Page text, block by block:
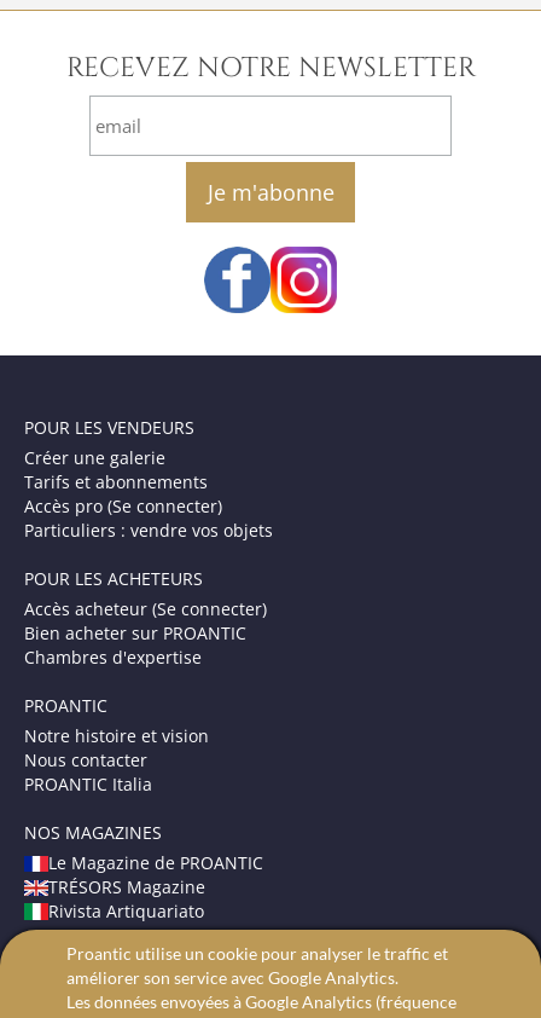
RECEVEZ NOTRE NEWSLETTER
email
POUR LES VENDEURS
Créer une galerie
Tarifs et abonnements
Accès pro (Se connecter)
Particuliers : vendre vos objets
POUR LES ACHETEURS
Accès acheteur (Se connecter)
Bien acheter sur PROANTIC
Chambres d'expertise
PROANTIC
Notre histoire et vision
Nous contacter
PROANTIC Italia
NOS MAGAZINES
Le Magazine de PROANTIC
TRÉSORS Magazine
Rivista Artiquariato
CONDITIONS GÉNÉRALES
Mentions légales
Proantic utilise un cookie pour analyser le traffic et
améliorer son service avec Google Analytics.
Les données envoyées à Google Analytics (fréquence